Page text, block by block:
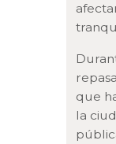
que
la